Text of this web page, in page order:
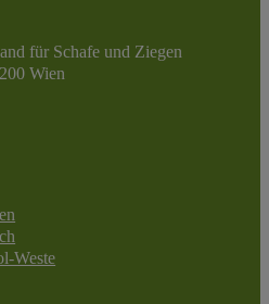
für Schafe und Ziegen
Wien
Weste